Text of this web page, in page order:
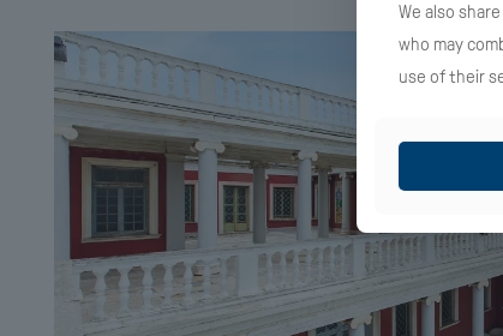
We also
who may
use of their